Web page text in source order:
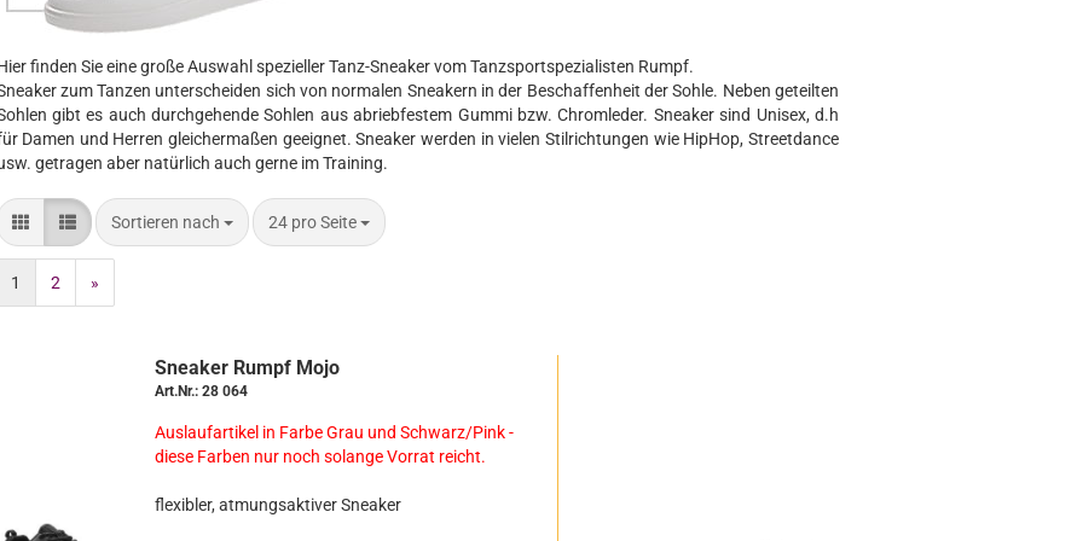
Auslaufmodelle
Kern Bridal
Gardestiefel Diamant
Gardestiefel Bleyer
Gardeschuhe Zubehör
Harlekin
Dirndl
Einzelteile
Oktoberfest/Dirndl
Steampunk
Alles Andere
finden Sie eine große Auswahl spezieller Tanz-Sneaker vom Tanzsportspezialisten Rumpf.
zum Tanzen unterscheiden sich von normalen Sneakern in der Beschaffenheit der Sohle. Neben geteilten
gibt es auch durchgehende Sohlen aus abriebfestem Gummi bzw. Chromleder. Sneaker sind Unisex, d.h
Damen und Herren gleichermaßen geeignet. Sneaker werden in vielen Stilrichtungen wie HipHop, Streetdance
getragen aber natürlich auch gerne im Training.
Sortieren nach 24 pro Seite
1 2 »
Snea­ker Rumpf Mojo
Art.Nr.: 28 064
Aus­lauf­ar­ti­kel in Farbe Grau und Schwarz/Pink -
diese Far­ben nur noch so­lan­ge Vor­rat reicht.
fle­xi­bler, at­mungs­ak­ti­ver Snea­ker